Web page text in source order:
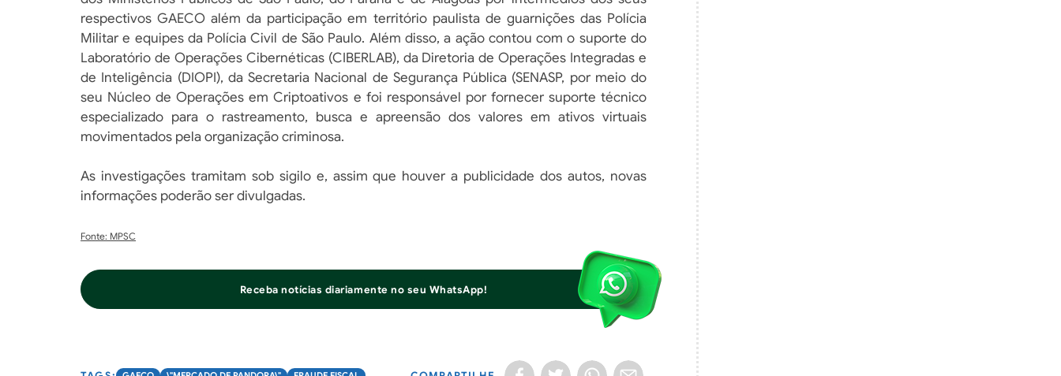
respectivos GAECO além da participação em território paulista de guarnições das Polícia
Militar e equipes da Polícia Civil de São Paulo. Além disso, a ação contou com o suporte do
Laboratório de Operações Cibernéticas (CIBERLAB), da Diretoria de Operações Integradas e
de Inteligência (DIOPI), da Secretaria Nacional de Segurança Pública (SENASP, por meio do
seu Núcleo de Operações em Criptoativos e foi responsável por fornecer suporte técnico
especializado para o rastreamento, busca e apreensão dos valores em ativos virtuais
movimentados pela organização criminosa.
As investigações tramitam sob sigilo e, assim que houver a publicidade dos autos, novas
informações poderão ser divulgadas.
Fonte: MPSC
Receba notícias diariamente no seu WhatsApp!